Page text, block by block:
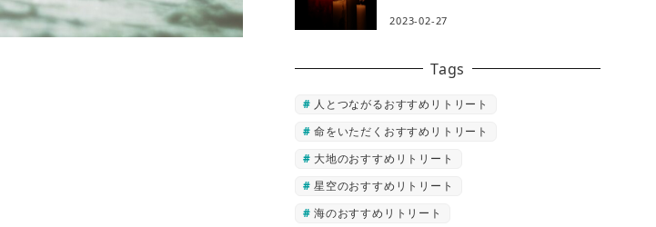
2023-02-27
Tags
人とつながるおすすめリトリート
命をいただくおすすめリトリート
大地のおすすめリトリート
星空のおすすめリトリート
海のおすすめリトリート